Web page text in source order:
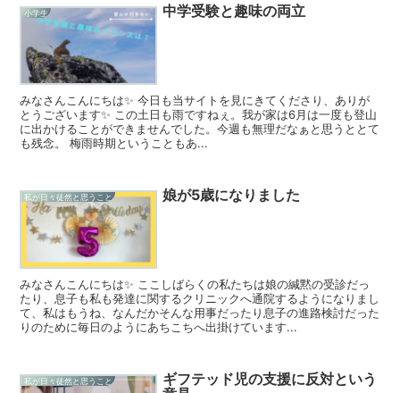
小学生 中学受験と趣味の両立
みなさんこんにちは✨ 今日も当サイトを見にきてくださり、ありが
とうございます✨ この土日も雨ですねぇ。我が家は6月は一度も登山
に出かけることができませんでした。今週も無理だなぁと思うととて
も残念。 梅雨時期ということもあ...
私が日々徒然と思うこと 娘が5歳になりました
みなさんこんにちは✨ ここしばらくの私たちは娘の緘黙の受診だっ
たり、息子も私も発達に関するクリニックへ通院するようになりまし
て、私はもうね、なんだかそんな用事だったり息子の進路検討だった
りのために毎日のようにあちこちへ出掛けています...
私が日々徒然と思うこと
ギフテッド児の支援に反対という